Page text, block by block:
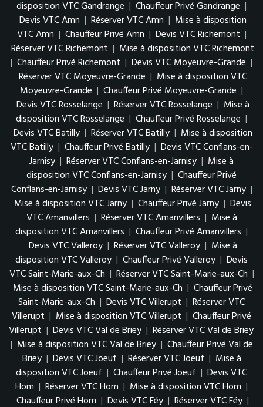
disposition VTC Gandrange | Chauffeur Privé Gandrange |
Devis VTC Amn | Réserver VTC Amn | Mise à disposition
VTC Amn | Chauffeur Privé Amn | Devis VTC Richemont |
Réserver VTC Richemont | Mise à disposition VTC Richemont
| Chauffeur Privé Richemont | Devis VTC Moyeuvre-Grande |
Réserver VTC Moyeuvre-Grande | Mise à disposition VTC
Moyeuvre-Grande | Chauffeur Privé Moyeuvre-Grande |
Devis VTC Rosselange | Réserver VTC Rosselange | Mise à
disposition VTC Rosselange | Chauffeur Privé Rosselange |
Devis VTC Batilly | Réserver VTC Batilly | Mise à disposition
VTC Batilly | Chauffeur Privé Batilly | Devis VTC Conflans-en-
Jarnisy | Réserver VTC Conflans-en-Jarnisy | Mise à
disposition VTC Conflans-en-Jarnisy | Chauffeur Privé
Conflans-en-Jarnisy | Devis VTC Jarny | Réserver VTC Jarny |
Mise à disposition VTC Jarny | Chauffeur Privé Jarny | Devis
VTC Amanvillers | Réserver VTC Amanvillers | Mise à
disposition VTC Amanvillers | Chauffeur Privé Amanvillers |
Devis VTC Valleroy | Réserver VTC Valleroy | Mise à
disposition VTC Valleroy | Chauffeur Privé Valleroy | Devis
VTC Saint-Marie-aux-Ch | Réserver VTC Saint-Marie-aux-Ch |
Mise à disposition VTC Saint-Marie-aux-Ch | Chauffeur Privé
Saint-Marie-aux-Ch | Devis VTC Villerupt | Réserver VTC
Villerupt | Mise à disposition VTC Villerupt | Chauffeur Privé
Villerupt | Devis VTC Val de Briey | Réserver VTC Val de Briey
| Mise à disposition VTC Val de Briey | Chauffeur Privé Val de
Briey | Devis VTC Joeuf | Réserver VTC Joeuf | Mise à
disposition VTC Joeuf | Chauffeur Privé Joeuf | Devis VTC
Hom | Réserver VTC Hom | Mise à disposition VTC Hom |
Chauffeur Privé Hom | Devis VTC Féy | Réserver VTC Féy |